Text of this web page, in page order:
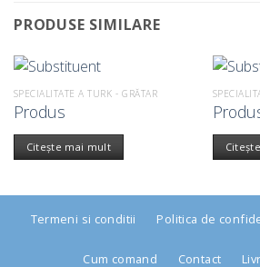
PRODUSE SIMILARE
SPECIALITATE A TURK - GRĂTAR
Produs
Citește mai mult
Termeni si conditii Politica de
Cum comand Contact